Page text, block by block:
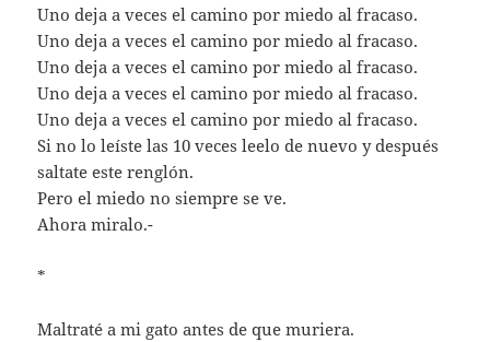
Uno deja a veces el camino por miedo al fracaso.
Uno deja a veces el camino por miedo al fracaso.
Uno deja a veces el camino por miedo al fracaso.
Uno deja a veces el camino por miedo al fracaso.
Uno deja a veces el camino por miedo al fracaso.
Si no lo leíste las 10 veces leelo de nuevo y después
saltate este renglón.
Pero el miedo no siempre se ve.
Ahora miralo.-
*
Maltraté a mi gato antes de que muriera.